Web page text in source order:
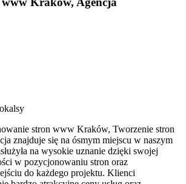
stron www Kraków, Tworzenie stron
znajduje się na ósmym miejscu w naszym
na wysokie uznanie dzięki swojej
w pozycjonowaniu stron oraz
do każdego projektu. Klienci